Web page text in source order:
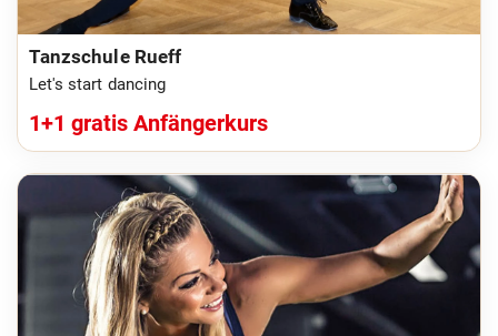
Tanzschule Rueff
Let's start dancing
1+1 gratis Anfängerkurs